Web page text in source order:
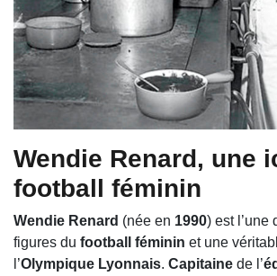
Wendie Renard, une
football féminin
Wendie Renard (née en 1990) est l’une
figures du football féminin et une
l’Olympique Lyonnais. Capitaine de l’